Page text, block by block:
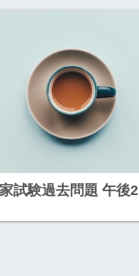
試験過去問題 午後2